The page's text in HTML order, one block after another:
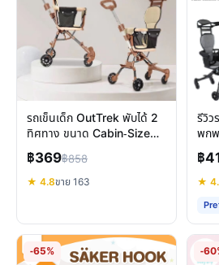
รถเข็นเด็ก OutTrek พับได้ 2
ทิศทาง ขนาด Cabin-Size
รีวิวฉบับเต็ม
฿369฿858
★ 4.8ขาย 163
รีวิว
พกพ
ทิศท
฿
★
-65% -